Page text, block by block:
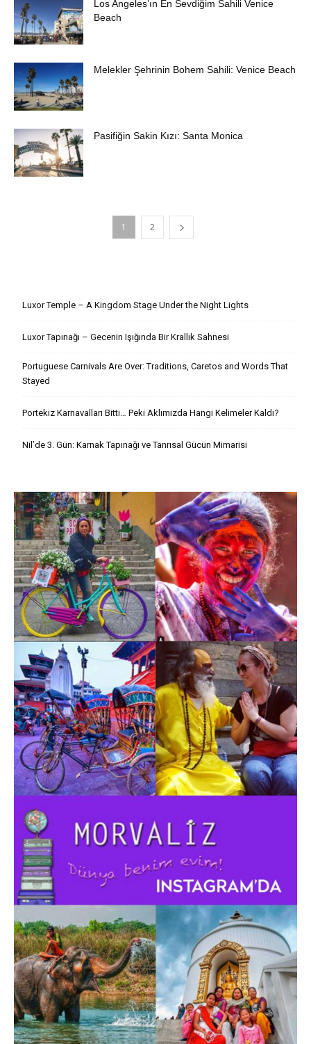
Los Angeles’ın En Sevdiğim Sahili Venice
Beach
Melekler Şehrinin Bohem Sahili: Venice Beach
Pasifiğin Sakin Kızı: Santa Monica
1 2
Luxor Temple – A Kingdom Stage Under the Night Lights
Luxor Tapınağı – Gecenin Işığında Bir Krallık Sahnesi
Portuguese Carnivals Are Over: Traditions, Caretos and Words That
Stayed
Portekiz Karnavalları Bitti… Peki Aklımızda Hangi Kelimeler Kaldı?
Nil’de 3. Gün: Karnak Tapınağı ve Tanrısal Gücün Mimarisi